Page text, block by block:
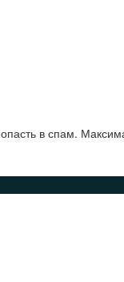
в спам.